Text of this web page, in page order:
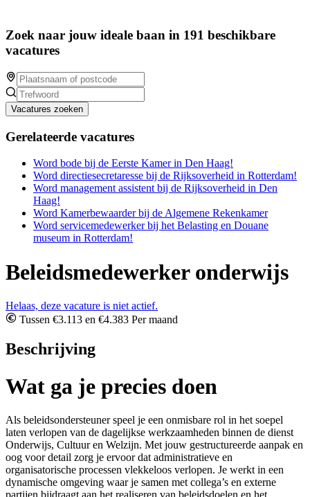
Zoek naar jouw ideale baan in 191 beschikbare
vacatures
Vacatures zoeken
Gerelateerde vacatures
Word bode bij de Eerste Kamer in Den Haag!
Word directiesecretaresse bij de Rijksoverheid in Rotterdam!
Word management assistent bij de Rijksoverheid in Den
Haag!
Word Kamerbewaarder bij de Algemene Rekenkamer
Word servicemedewerker bij het Belasting en Douane
museum in Rotterdam!
Beleidsmedewerker onderwijs
Helaas, deze vacature is niet actief.
Tussen €3.113 en €4.383 Per maand
Beschrijving
Wat ga je precies doen
Als beleidsondersteuner speel je een onmisbare rol in het soepel
laten verlopen van de dagelijkse werkzaamheden binnen de dienst
Onderwijs, Cultuur en Welzijn. Met jouw gestructureerde aanpak en
oog voor detail zorg je ervoor dat administratieve en
organisatorische processen vlekkeloos verlopen. Je werkt in een
dynamische omgeving waar je samen met collega’s en externe
partijen bijdraagt aan het realiseren van beleidsdoelen en het